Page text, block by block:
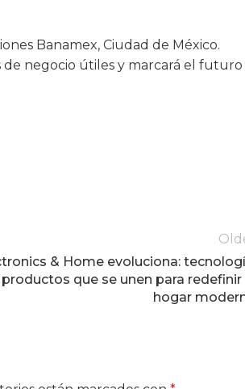
Banamex, Ciudad de México.
negocio útiles y marcará el futuro
& Home evoluciona:
que se unen para redefinir
hogar